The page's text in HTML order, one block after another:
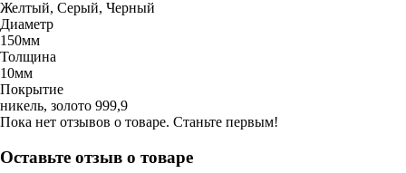
Желтый, Серый, Черный
Диаметр
150мм
Толщина
10мм
Покрытие
никель, золото 999,9
Пока нет отзывов о товаре. Станьте первым!
Оставьте отзыв о товаре